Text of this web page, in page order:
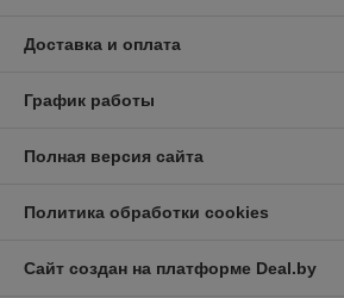
Доставка и оплата
График работы
Полная версия сайта
Политика обработки cookies
Сайт создан на платформе Deal.by